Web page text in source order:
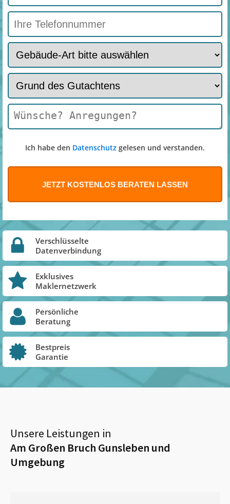
Ich habe den Datenschutz gelesen und verstanden.
Verschlüsselte
Datenverbindung
Exklusives
Maklernetzwerk
Persönliche
Beratung
Bestpreis
Garantie
Unsere Leistungen in
Am Großen Bruch Gunsleben und
Umgebung